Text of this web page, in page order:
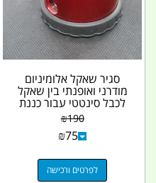
סגיר שאקל אלומיניום
מודרני ואופנתי בין שאקל
לכבל סינטטי עבור כננת
צבע אדום...
₪190
₪75
לפרטים ורכישה